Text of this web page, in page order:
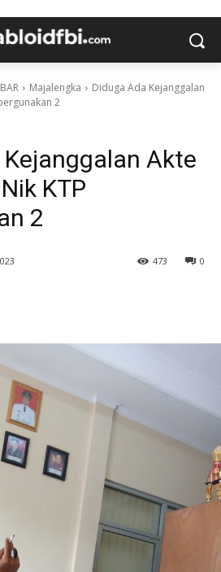
Majalengka
Diduga Ada Kejanggalan
2
Akte
KTP
2
0
473